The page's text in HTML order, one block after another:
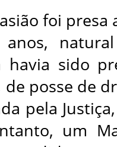
foi presa
anos,
havia sido
posse de
pela
um